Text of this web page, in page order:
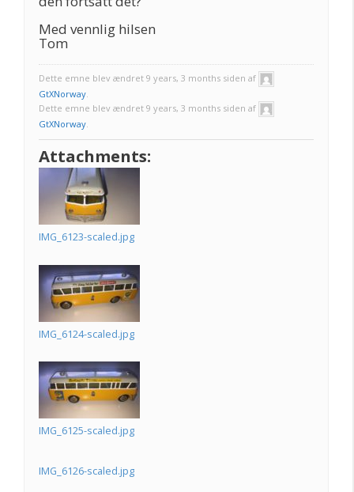
Med vennlig hilsen
Tom
Dette emne blev ændret 9 years, 3 months siden af
GtXNorway.
Dette emne blev ændret 9 years, 3 months siden af
GtXNorway.
Attachments:
IMG_6123-scaled.jpg
IMG_6124-scaled.jpg
IMG_6125-scaled.jpg
IMG_6126-scaled.jpg